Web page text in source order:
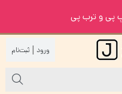
پی و ترب پی
|